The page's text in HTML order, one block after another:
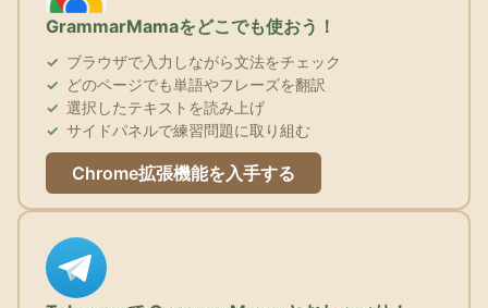
GrammarMamaをどこでも使おう！
ブラウザで入力しながら文法をチェック
どのページでも単語やフレーズを翻訳
選択したテキストを読み上げ
サイドパネルで練習問題に取り組む
Chrome拡張機能を入手する